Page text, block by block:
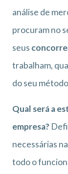
análise de
procuram no
seus
trabalham,
do seu
Qual será a
empresa?
necessárias
todo o